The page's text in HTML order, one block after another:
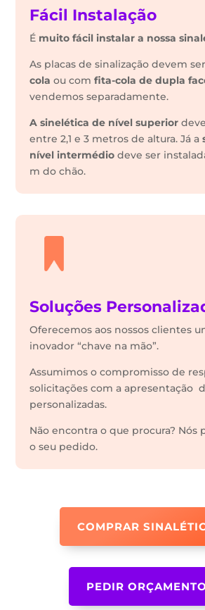
Fácil Instalação
É muito fácil instalar a nossa
As placas de sinalização devem
cola ou comfita-cola de dupla
vendemos separadamente.
A sinelética de nível superior
entre 2,1 e 3 metros de altura. Já a
nível intermédiodeve ser
m do chão.
Soluções
Oferecemos aos nossos clientes
inovador “chave na mão”.
Assumimos o compromisso de
solicitações com a apresentação
personalizadas.
Não encontra o que procura? Nós
o seu pedido.
COMPRAR
PEDIR ORÇAMENTO